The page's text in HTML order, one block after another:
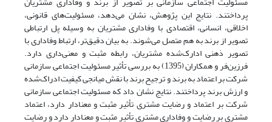
پرداختند. نتایج این پژوهش، نشان می‌دهد، مسئولیت‌های قانونی،
اخلاقی، انسانی، اقتصادی با وفاداری مشتریان به وسیله پل ارتباطی
تصویر از برند به هم متصل می‌شوند. به بیان دقیق‌تر، ارتباط وفاداری با
تصویر ذهنی ادارک‌شده مشتریان، رابطه مثبت و معنی‌داری دارد.
فرزین‌فر و همکاران (1395) به بررسی تأثیر مسئولیت اجتماعی سازمانی
شرکت بر اعتماد به برند و ترجیح برند با نقش میانجی کیفیت ادراک‌شده
و ارزش برند پرداختند. نتایج نشان داد که مسئولیت اجتماعی سازمانی
شرکت بر اعتماد و رضایت مشتری تأثیر مثبت و معنادار دارد، اعتماد
مشتری بر رضایت و وفاداری مشتری تأثیر مثبت و معنادار دارد و رضایت